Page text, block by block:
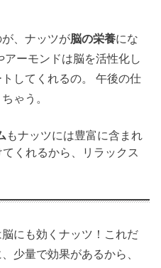
、ナッツが脳の栄養にな
ーモンドは脳を活性化し
してくれるの。 午後の仕
ゃう。
もナッツには豊富に含まれ
くれるから、リラックス
にも効くナッツ！これだ
少量で効果があるから、